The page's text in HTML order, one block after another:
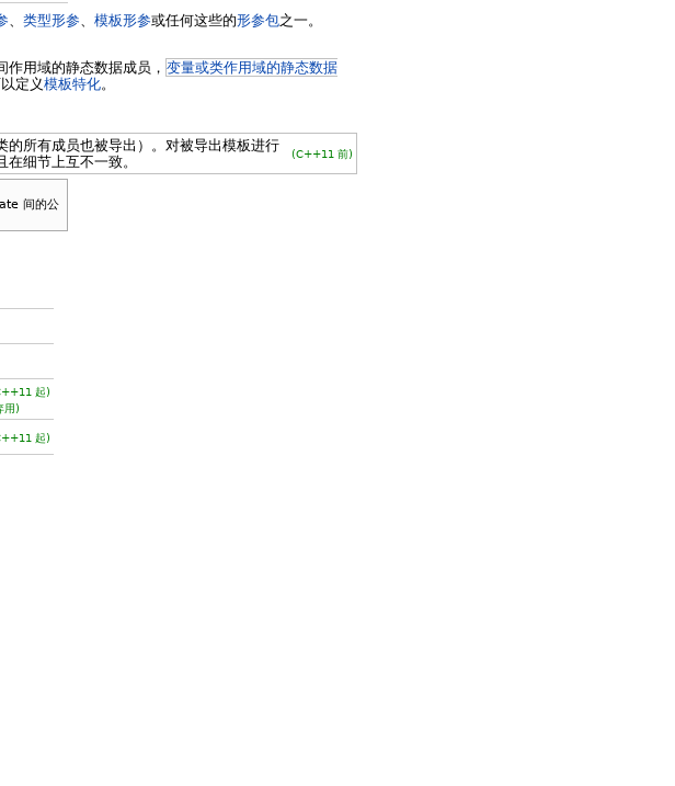
、 类型形参、 模板形参或任何这些的形参包之一。
作用域的静态数据成员， 变量或类作用域的静态数据
定义模板特化。
的所有成员也被导出）。对被导出模板进行
在细节上互不一致。 (C++11 前)
间的公
起)
用)
起)